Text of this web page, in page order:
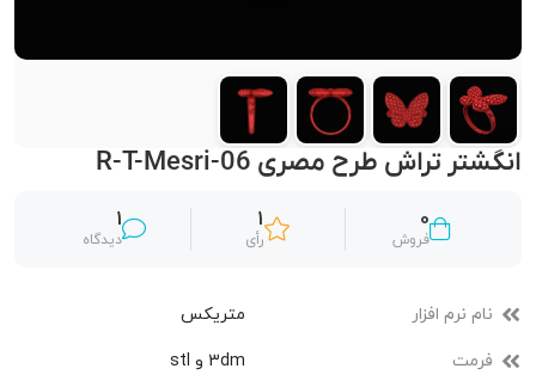
انگشتر تراش طرح مصری R-T-Mesri-06
0
فروش
1
رأی
1
دیدگاه
نام نرم افزار متریکس
فرمت 3dm و stl